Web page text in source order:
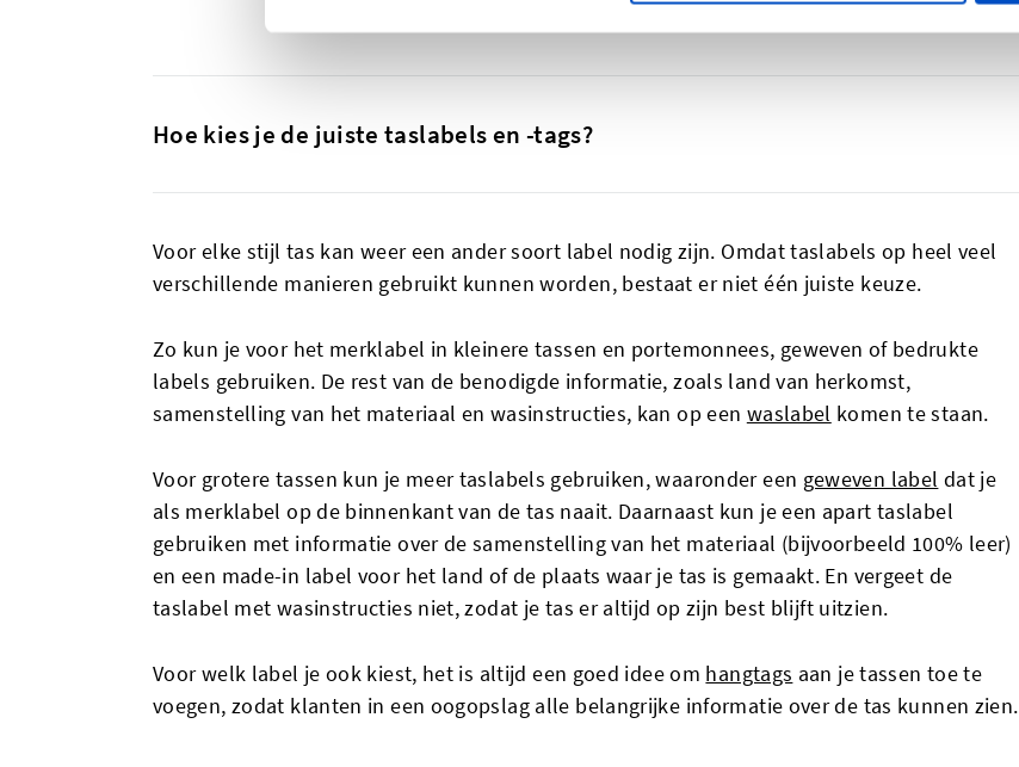
Hoe kies je de juiste taslabels en -tags?
Voor elke stijl tas kan weer een ander soort label nodig zijn. Omdat taslabels op heel veel
verschillende manieren gebruikt kunnen worden, bestaat er niet één juiste keuze.
Zo kun je voor het merklabel in kleinere tassen en portemonnees, geweven of bedrukte
labels gebruiken. De rest van de benodigde informatie, zoals land van herkomst,
samenstelling van het materiaal en wasinstructies, kan op een waslabel komen te staan.
Voor grotere tassen kun je meer taslabels gebruiken, waaronder een geweven label dat je
als merklabel op de binnenkant van de tas naait. Daarnaast kun je een apart taslabel
gebruiken met informatie over de samenstelling van het materiaal (bijvoorbeeld 100% leer)
en een made-in label voor het land of de plaats waar je tas is gemaakt. En vergeet de
taslabel met wasinstructies niet, zodat je tas er altijd op zijn best blijft uitzien.
Voor welk label je ook kiest, het is altijd een goed idee om hangtags aan je tassen toe te
voegen, zodat klanten in een oogopslag alle belangrijke informatie over de tas kunnen zien.